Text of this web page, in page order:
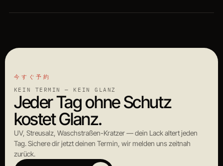
今すぐ予約
KEIN TERMIN — KEIN GLANZ
Jeder Tag ohne Schutz
kostet Glanz.
UV, Streusalz, Waschstraßen-Kratzer — dein Lack altert jeden
Tag. Sichere dir jetzt deinen Termin, wir melden uns zeitnah
zurück.